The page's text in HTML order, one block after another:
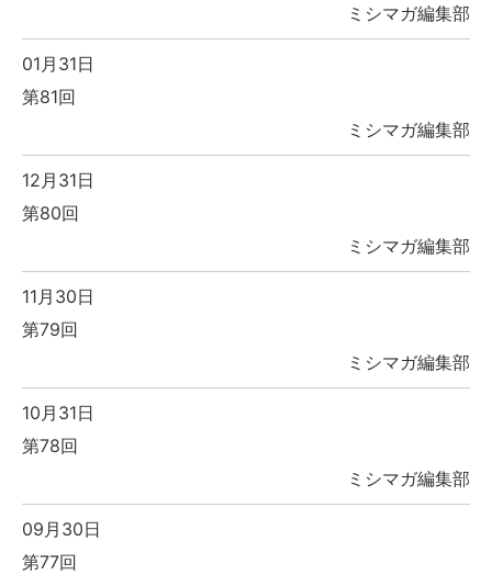
ミシマガ編集部
01月31日
第81回
ミシマガ編集部
12月31日
第80回
ミシマガ編集部
11月30日
第79回
ミシマガ編集部
10月31日
第78回
ミシマガ編集部
09月30日
第77回